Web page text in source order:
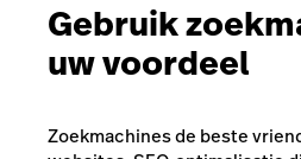
Gebruik
uw voordeel
Zoekmachines de beste